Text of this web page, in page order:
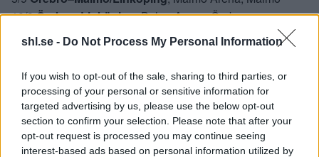
shl.se - Do Not Process My Personal Information
If you wish to opt-out of the sale, sharing to third parties, or
processing of your personal or sensitive information for
targeted advertising by us, please use the below opt-out
section to confirm your selection. Please note that after your
opt-out request is processed you may continue seeing
interest-based ads based on personal information utilized by
10/9Örebro–Linköping, Behrn Arena, Örebro
SHL
NHL-DRAFTEN: SJU SVENSKAR I GICK I
FÖRSTARUNDAN